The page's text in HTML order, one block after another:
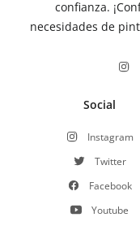
confianza.
necesidades de
Social
Instagram
Twitter
Facebook
Youtube